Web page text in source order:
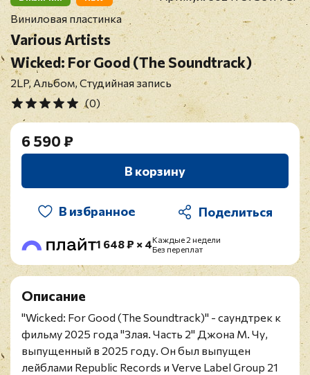
Виниловая пластинка
Various Artists
Wicked: For Good (The Soundtrack)
2LP, Альбом, Студийная запись
(0)
6 590 ₽
В корзину
В избранное
1 648 ₽ × 4Каждые 2 недели
Без переплат
Описание
"Wicked: For Good (The Soundtrack)" - саундтрек к
фильму 2025 года "Злая. Часть 2" Джона М. Чу,
выпущенный в 2025 году. Он был выпущен
лейблами Republic Records и Verve Label Group 21